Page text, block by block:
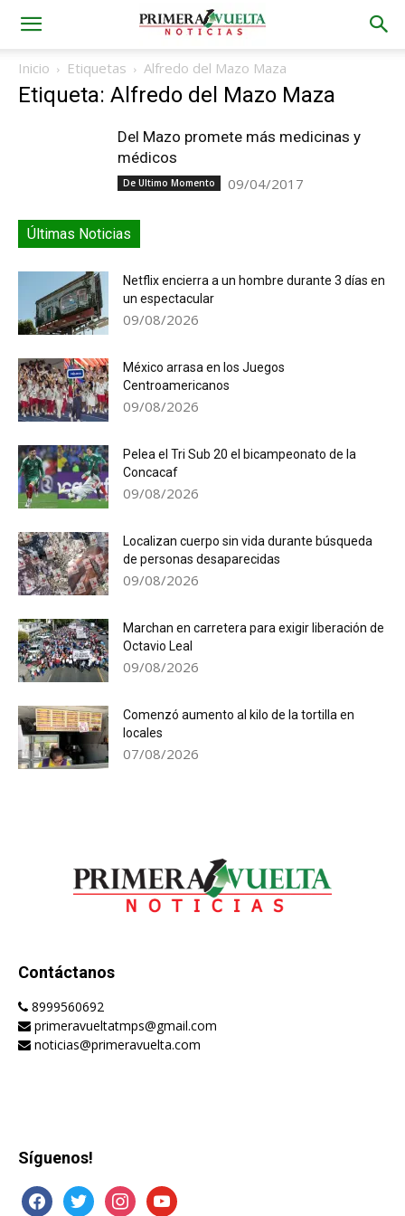
Inicio Etiquetas Alfredo del Mazo Maza
Etiqueta: Alfredo del Mazo Maza
Del Mazo promete más medicinas y
médicos
De Ultimo Momento 09/04/2017
Últimas Noticias
Netflix encierra a un hombre durante 3 días en
un espectacular
09/08/2026
México arrasa en los Juegos
Centroamericanos
09/08/2026
Pelea el Tri Sub 20 el bicampeonato de la
Concacaf
09/08/2026
Localizan cuerpo sin vida durante búsqueda
de personas desaparecidas
09/08/2026
Marchan en carretera para exigir liberación de
Octavio Leal
09/08/2026
Comenzó aumento al kilo de la tortilla en
locales
07/08/2026
Contáctanos
8999560692
primeravueltatmps@gmail.com
noticias@primeravuelta.com
Síguenos!
facebooktwitter instagramyoutube